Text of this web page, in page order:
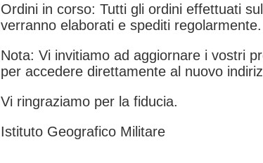
Ordini in corso: Tutti gli ordini effettuati
verranno elaborati e spediti regolarmente.
Nota: Vi invitiamo ad aggiornare i vostri
per accedere direttamente al nuovo
Vi ringraziamo per la fiducia.
Istituto Geografico Militare